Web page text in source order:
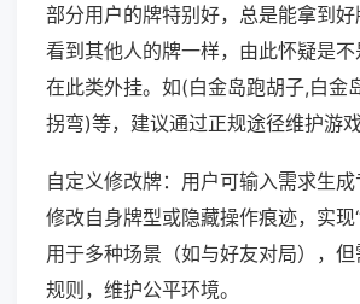
部分用户的牌特别好，总是能拿到
看到其他人的牌一样，由此怀疑是
在此类外挂。如(白金岛跑胡子,白金
拐弯)等，建议通过正规途径维护游戏
自定义修改牌：用户可输入需求生成
修改自身牌型或隐藏操作痕迹，实现
用于多种场景（如与好友对局），
规则，维护公平环境。